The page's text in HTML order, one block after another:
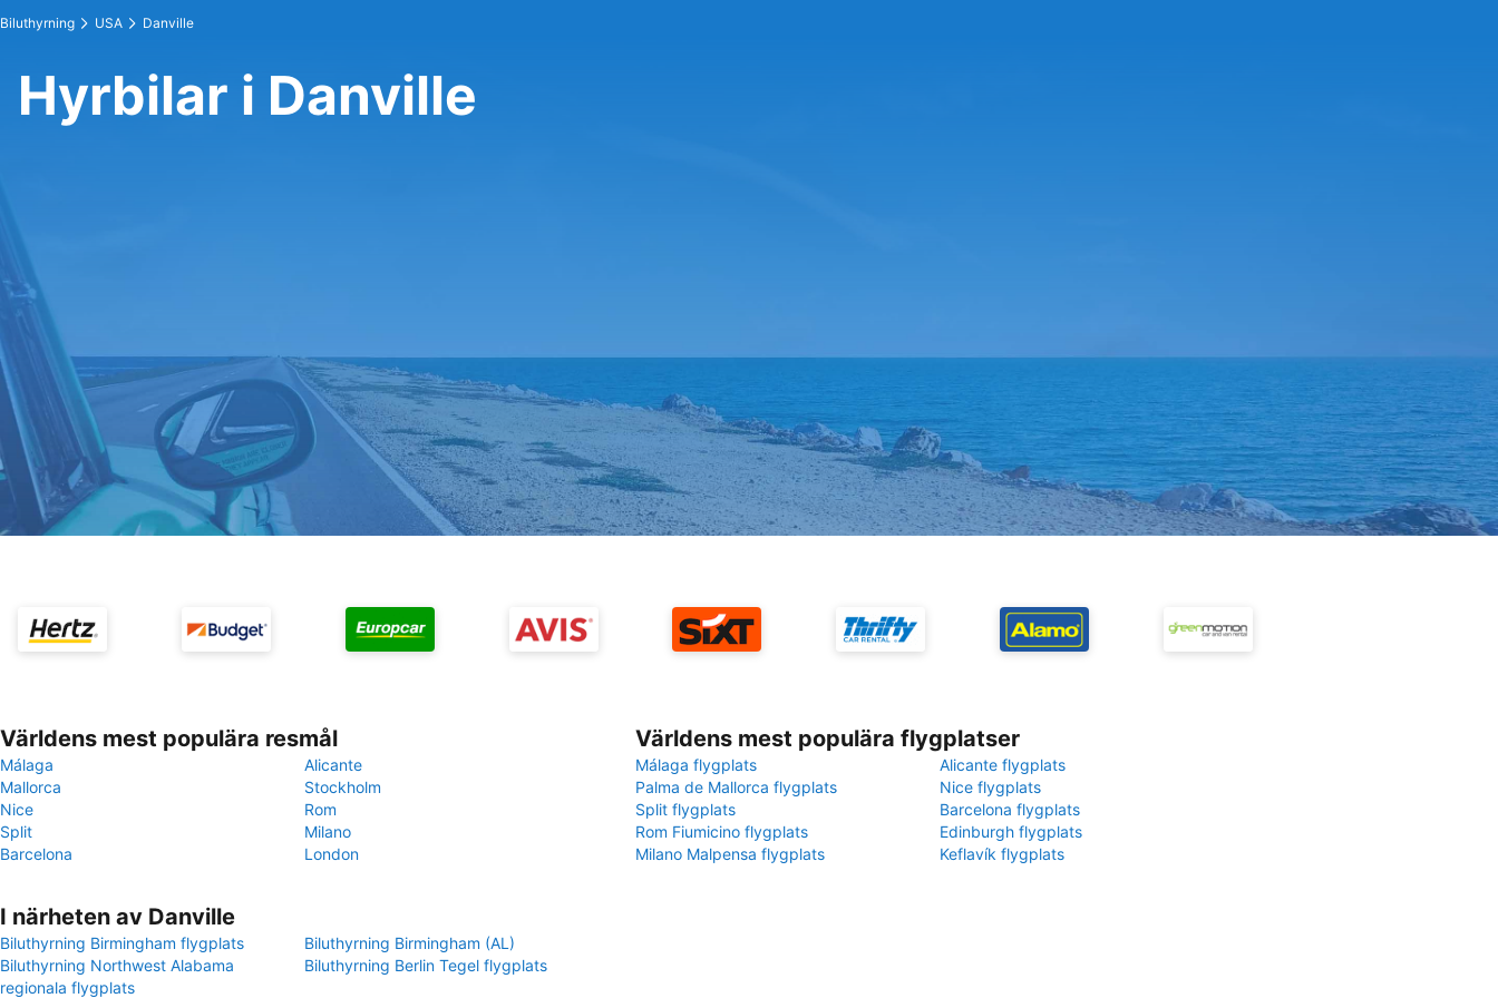
Biluthyrning USA Danville
Hyrbilar i Danville
Världens mest populära resmål
Málaga
Alicante
Mallorca
Stockholm
Nice
Rom
Split
Milano
Barcelona
London
Världens mest populära flygplatser
Málaga flygplats
Alicante flygplats
Palma de Mallorca flygplats
Nice flygplats
Split flygplats
Barcelona flygplats
Rom Fiumicino flygplats
Edinburgh flygplats
Milano Malpensa flygplats
Keflavík flygplats
I närheten av Danville
Biluthyrning Birmingham flygplats
Biluthyrning Birmingham (AL)
Biluthyrning Northwest Alabama
regionala flygplats
Biluthyrning Berlin Tegel flygplats